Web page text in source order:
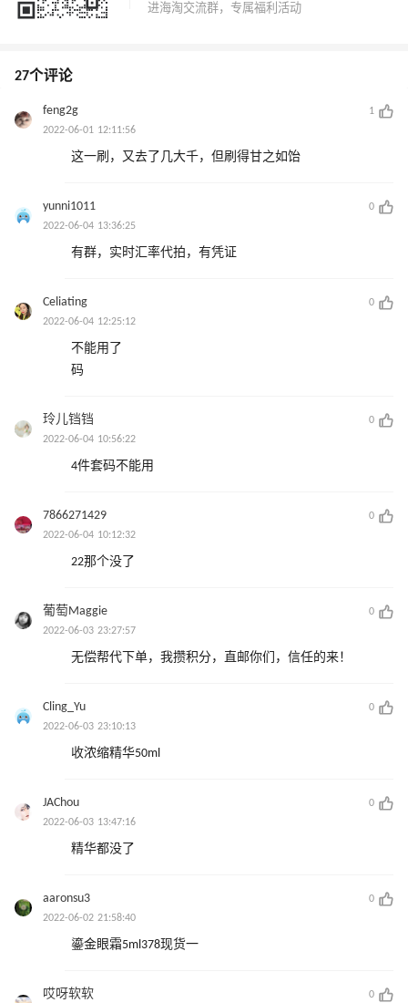
27个评论
feng2g
1
2022-06-01 12:11:56
这一刷，又去了几大千，但刷得甘之如饴
yunni1011
0
2022-06-04 13:36:25
有群，实时汇率代拍，有凭证
Celiating
0
2022-06-04 12:25:12
不能用了
码
玲儿铛铛
0
2022-06-04 10:56:22
4件套码不能用
7866271429
0
2022-06-04 10:12:32
22那个没了
葡萄Maggie
0
2022-06-03 23:27:57
无偿帮代下单，我攒积分，直邮你们，信任的来！
Cling_Yu
0
2022-06-03 23:10:13
收浓缩精华50ml
JAChou
0
2022-06-03 13:47:16
精华都没了
aaronsu3
0
2022-06-02 21:58:40
鎏金眼霜5ml378现货一
哎呀软软
0